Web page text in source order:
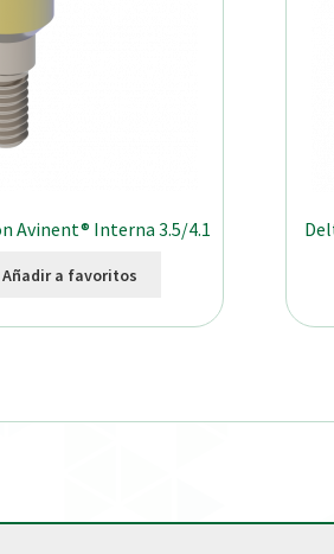
Avinent® Interna 3.5/4.1
Añadir a favoritos